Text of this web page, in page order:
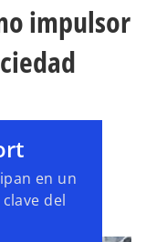
impulsor
en un
del